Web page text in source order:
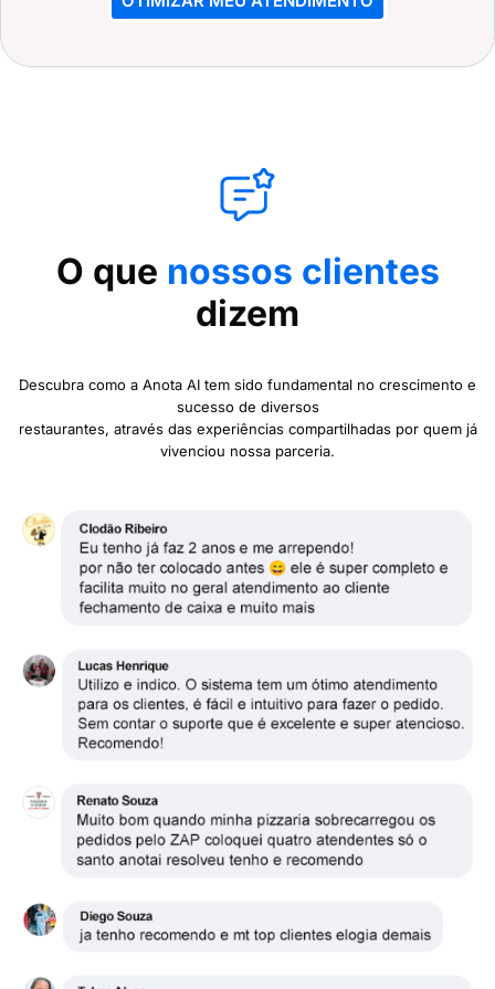
O que nossos clientes
dizem
Descubra como a Anota AI tem sido fundamental no crescimento e
sucesso de diversos
restaurantes, através das experiências compartilhadas por quem já
vivenciou nossa parceria.